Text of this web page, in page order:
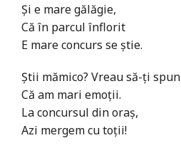
Și e mare gălăgie,
Că în parcul înflorit
E mare concurs se știe.
Știi mămico? Vreau să-ți spun
Că am mari emoții.
La concursul din oraș,
Azi mergem cu toții!